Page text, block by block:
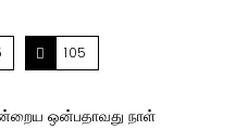
105
ஒன்பதாவது நாள்